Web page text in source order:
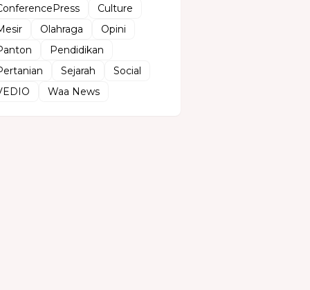
Culture
Olahraga
Opini
Pendidikan
Sejarah
Social
Waa News